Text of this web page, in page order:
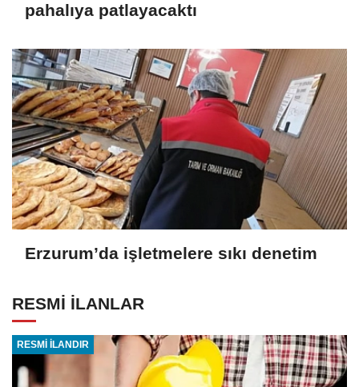
pahalıya patlayacaktı
Erzurum’da işletmelere sıkı denetim
RESMİ İLANLAR
RESMİ İLANDIR